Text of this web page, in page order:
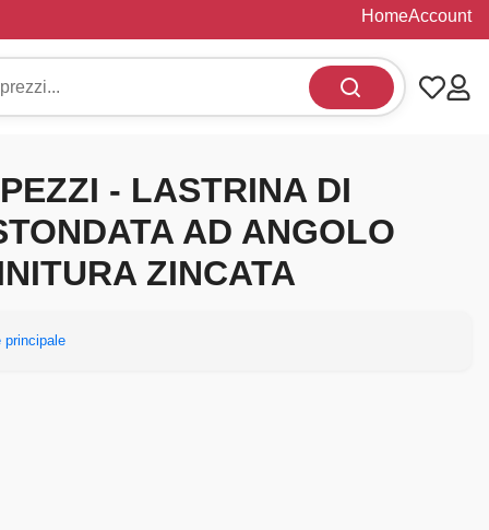
HomeAccount
- LASTRINA DI
AD ANGOLO
ZINCATA
principale